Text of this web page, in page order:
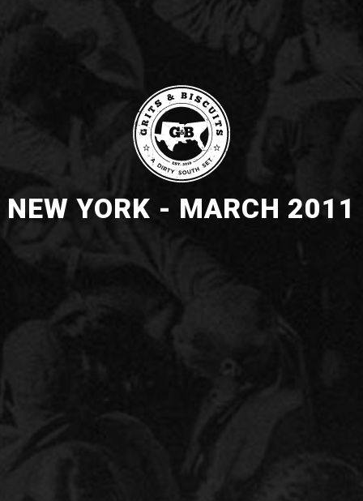
NEW YORK - MARCH 2011